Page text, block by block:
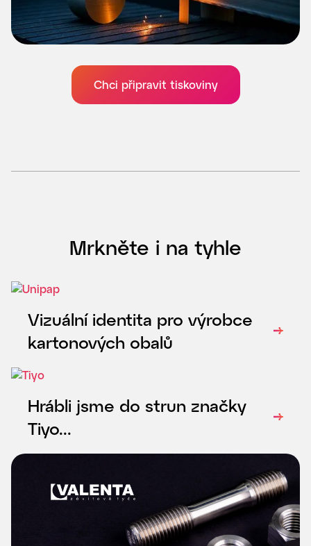
Chci připravit tiskoviny
Mrkněte i na tyhle
Vizuální identita pro výrobce
kartonových obalů
Hrábli jsme do strun značky
Tiyo...